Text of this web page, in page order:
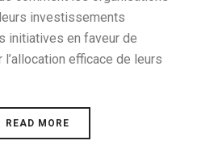
investissements
initiatives en faveur de
l’allocation efficace de leurs
READ MORE